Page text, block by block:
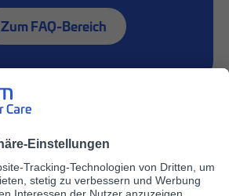
Zum FAQ-Bereich